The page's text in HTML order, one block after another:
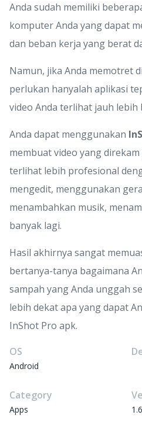
Anda sudah memiliki
komputer Anda yang dapat
dan beban kerja yang berat
Namun, jika Anda memotret
perlukan hanyalah aplikasi
video Anda terlihat jauh lebih
Anda dapat menggunakan
membuat video yang
terlihat lebih profesional
mengedit, menggunakan
menambahkan musik,
banyak lagi.
Hasil akhirnya sangat
bertanya-tanya bagaimana
sampah yang Anda unggah
lebih dekat apa yang dapat
InShot Pro apk.
OS
Android
Category
Apps